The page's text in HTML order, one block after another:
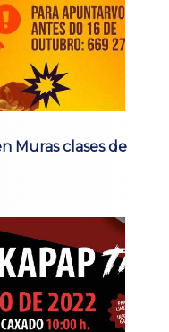
Muras clases de